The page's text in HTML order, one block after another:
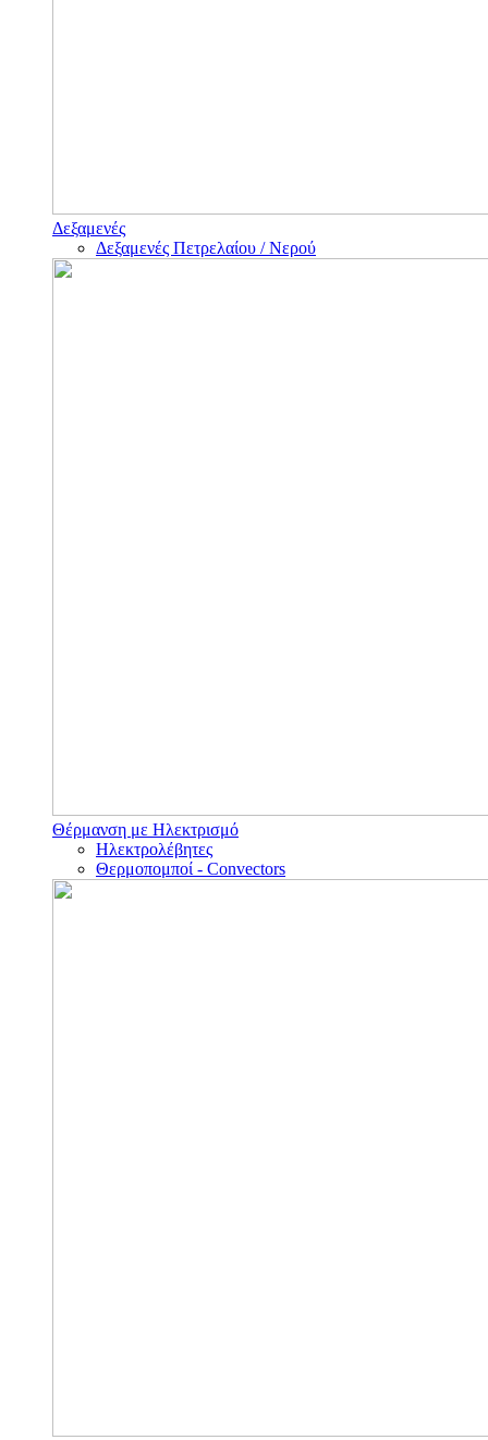
Δεξαμενές
Δεξαμενές Πετρελαίου / Νερού
Θέρμανση με Ηλεκτρισμό
Ηλεκτρολέβητες
Θερμοπομποί - Convectors